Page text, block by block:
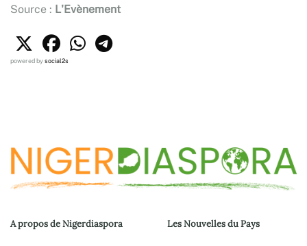
Source : L'Evènement
powered bysocial2s
A propos de Nigerdiaspora Les Nouvelles du Pays